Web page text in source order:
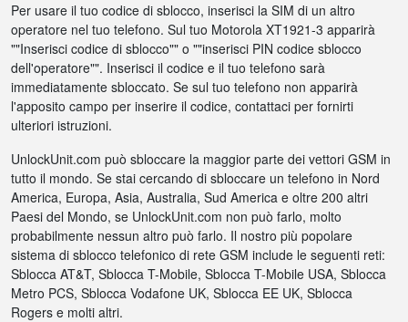
Per usare il tuo codice di sblocco, inserisci la SIM di un altro
operatore nel tuo telefono. Sul tuo Motorola XT1921-3 apparirà
""Inserisci codice di sblocco"" o ""inserisci PIN codice sblocco
dell'operatore"". Inserisci il codice e il tuo telefono sarà
immediatamente sbloccato. Se sul tuo telefono non apparirà
l'apposito campo per inserire il codice, contattaci per fornirti
ulteriori istruzioni.
UnlockUnit.com può sbloccare la maggior parte dei vettori GSM in
tutto il mondo. Se stai cercando di sbloccare un telefono in Nord
America, Europa, Asia, Australia, Sud America e oltre 200 altri
Paesi del Mondo, se UnlockUnit.com non può farlo, molto
probabilmente nessun altro può farlo. Il nostro più popolare
sistema di sblocco telefonico di rete GSM include le seguenti reti:
Sblocca AT&T, Sblocca T-Mobile, Sblocca T-Mobile USA, Sblocca
Metro PCS, Sblocca Vodafone UK, Sblocca EE UK, Sblocca
Rogers e molti altri.